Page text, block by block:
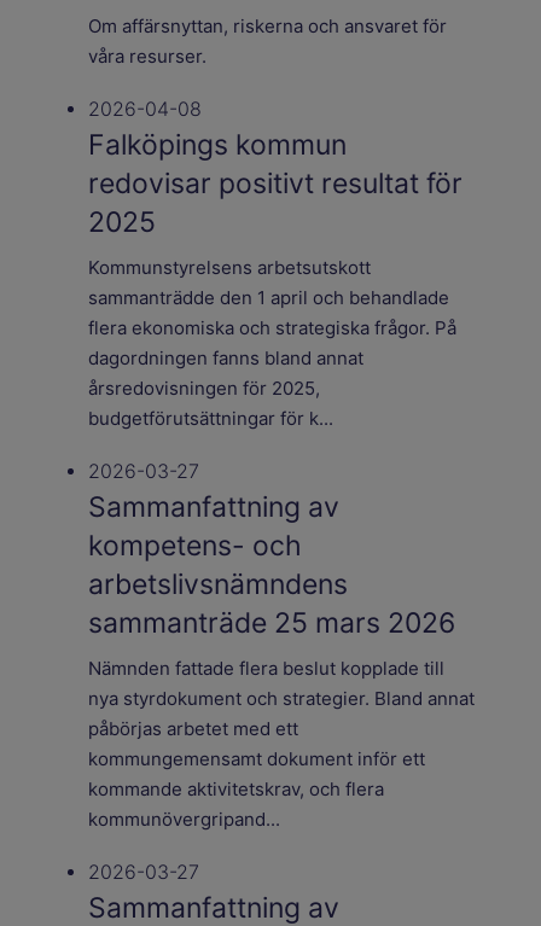
Om affärsnyttan, riskerna och ansvaret för
våra resurser.
2026-04-08
Falköpings kommun
redovisar positivt resultat för
2025
Kommunstyrelsens arbetsutskott
sammanträdde den 1 april och behandlade
flera ekonomiska och strategiska frågor. På
dagordningen fanns bland annat
årsredovisningen för 2025,
budgetförutsättningar för k...
2026-03-27
Sammanfattning av
kompetens- och
arbetslivsnämndens
sammanträde 25 mars 2026
Nämnden fattade flera beslut kopplade till
nya styrdokument och strategier. Bland annat
påbörjas arbetet med ett
kommungemensamt dokument inför ett
kommande aktivitetskrav, och flera
kommunövergripand...
2026-03-27
Sammanfattning av